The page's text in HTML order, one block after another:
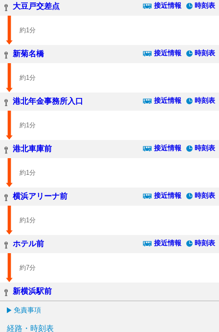
大豆戸交差点 接近情報 時刻表
約1分
新菊名橋 接近情報 時刻表
約1分
港北年金事務所入口 接近情報 時刻表
約1分
港北車庫前 接近情報 時刻表
約1分
横浜アリーナ前 接近情報 時刻表
約1分
ホテル前 接近情報 時刻表
約7分
新横浜駅前
免責事項
経路・時刻表